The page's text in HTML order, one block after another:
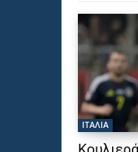
ΙΤΑΛΙΑ